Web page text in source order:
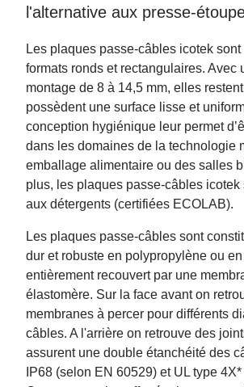
l'alternative aux presse-
Les plaques passe-câbles icotek
formats ronds et rectangulaires. Avec
montage de 8 à 14,5 mm, elles
possèdent une surface lisse et
conception hygiénique leur permet
dans les domaines de la technologie
emballage alimentaire ou des salles
plus, les plaques passe-câbles icotek
aux détergents (certifiées ECOLAB).
Les plaques passe-câbles sont
dur et robuste en polypropylène ou en
entièrement recouvert par une
élastomère. Sur la face avant on
membranes à percer pour différents
câbles. A l'arrière on retrouve des
assurent une double étanchéité des
IP68 (selon EN 60529) et UL type